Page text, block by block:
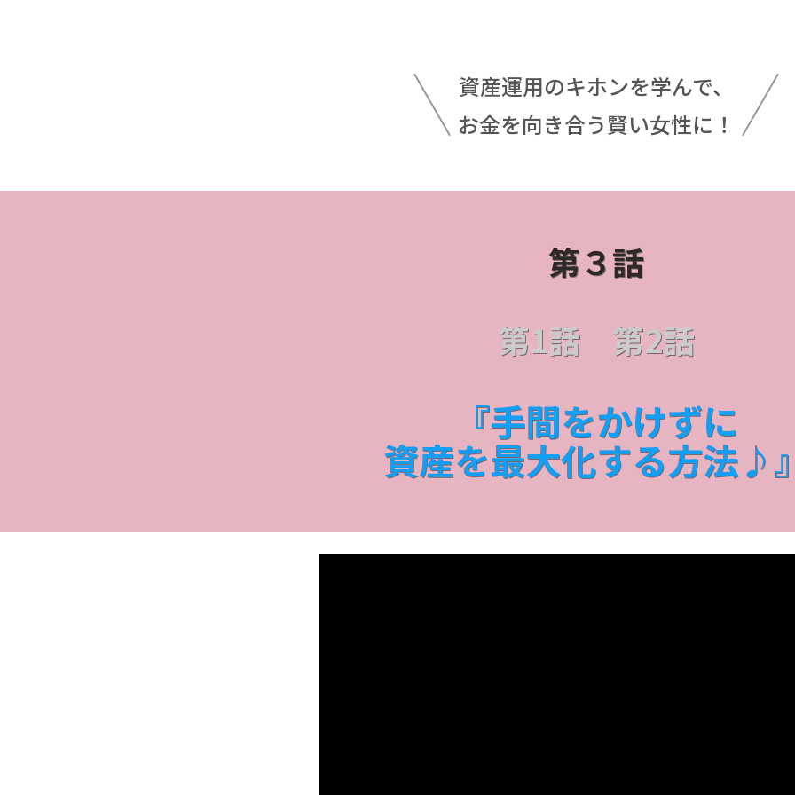
資産運用のキホンを学んで、
お金を向き合う賢い女性に！
第３話
第1話 第2話
『手間をかけずに
資産を最大化する方法♪